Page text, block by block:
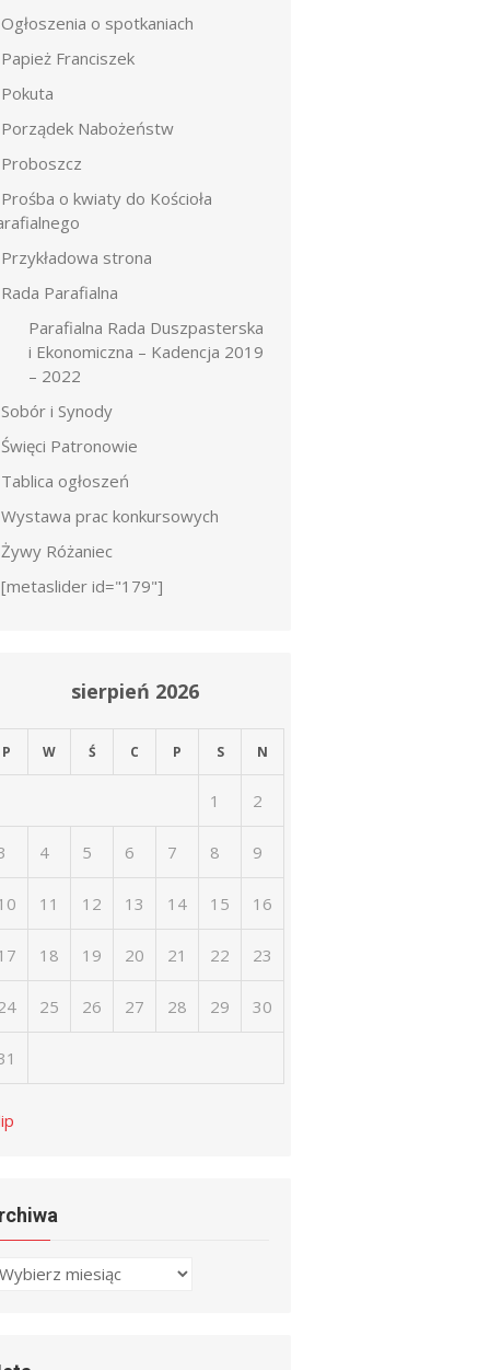
Ogłoszenia o spotkaniach
Papież Franciszek
Pokuta
Porządek Nabożeństw
Proboszcz
Prośba o kwiaty do Kościoła
Przykładowa strona
Rada Parafialna
Parafialna Rada Duszpasterska
i Ekonomiczna – Kadencja 2019
– 2022
Sobór i Synody
Święci Patronowie
Tablica ogłoszeń
Wystawa prac konkursowych
Żywy Różaniec
[metaslider id="179"]
sierpień 2026
P W Ś C P S N
1 2
4 5 6 7 8 9
11 12 13 14 15 16
18 19 20 21 22 23
25 26 27 28 29 30